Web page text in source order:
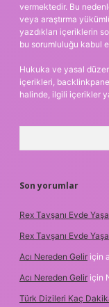
vermektedir. Bu
veya araştırma
yazdıkları içeriklerin
bu sorumluluğu kabul
Hukuka ve yasal
içerikleri,
halinde, ilgili içerikler
Son yorumlar
Rex Tavşanı Evde
Rex Tavşanı Evde
Acı Nereden Gelir için
Acı Nereden Gelir için
Türk Dizileri Kaç